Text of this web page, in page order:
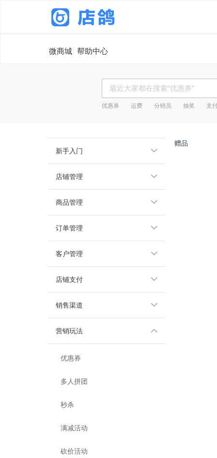
微商城 帮助中心
优惠券 运费 分销员 抽奖 支
新手入门
店铺管理
商品管理
订单管理
客户管理
店铺支付
销售渠道
营销玩法
优惠券
多人拼团
秒杀
满减活动
砍价活动
赠品